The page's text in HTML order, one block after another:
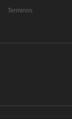
Terminos